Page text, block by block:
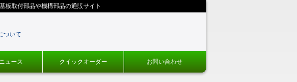
取付部品や機構部品の通販サイト
ついて
ュース クイックオーダー お問い合わせ